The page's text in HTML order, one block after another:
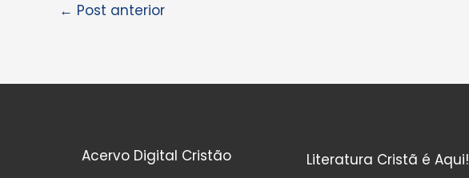
← Post anterior
Acervo Digital Cristão
Literatura Cristã é Aqui!